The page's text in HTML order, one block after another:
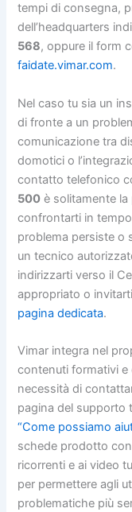
tempi di consegna,
dell’headquarters
568, oppure il form
faidate.vimar.com.
Nel caso tu sia un
di fronte a un
comunicazione tra
domotici o
contatto telefonico
500 è solitamente
confrontarti in
problema persiste o
un tecnico
indirizzarti verso il
appropriato o
pagina dedicata.
Vimar integra nel
contenuti formativi
necessità di
pagina del supporto
“Come possiamo
schede prodotto
ricorrenti e ai video
per permettere agli
problematiche più